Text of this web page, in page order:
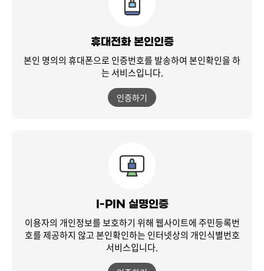
휴대전화 본인인증
본인 명의의 휴대폰으로 인증번호를 발송하여 본인확인을 하
는 서비스입니다.
인증하기
I-PIN 실명인증
이용자의 개인정보를 보호하기 위해 웹사이트에 주민등록번
호를 제공하지 않고본인확인하는 인터넷상의 개인식별번호
서비스입니다.